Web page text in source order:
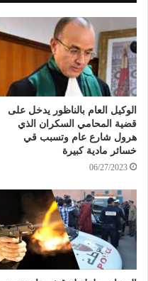
الوكيل العام بالناظور يدخل على
قضية المحامي السكران الذي
هرول شارع عام وتسبب قي
خسائر مادية كبيرة
06/27/2023